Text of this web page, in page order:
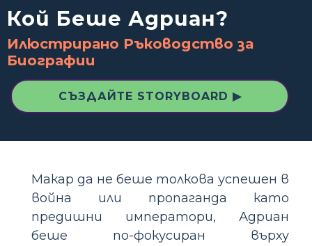
Кой Беше Адриан?
Илюстрирано Ръководство за
Биографии
СЪЗДАЙТЕ STORYBOARD ▶
Макар да не беше толкова успешен в
война или пропаганда като
предишни императори, Адриан
беше по-фокусиран върху